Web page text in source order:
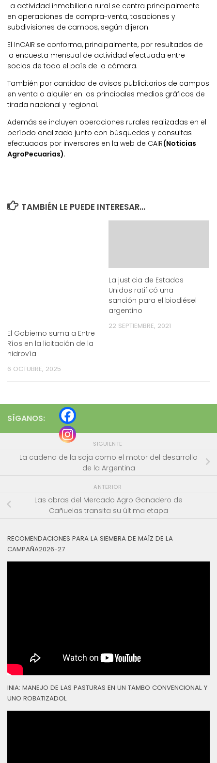
La actividad inmobiliaria rural se centra principalmente
en operaciones de compra-venta, tasaciones y
subdivisiones de campos, según dijeron.
El InCAIR se conforma, principalmente, por resultados de
la encuesta mensual de actividad efectuada entre
socios de todo el país de la cámara.
También por cantidad de avisos publicitarios de campos
en venta o alquiler en los principales medios gráficos de
tirada nacional y regional.
Además se incluyen operaciones rurales realizadas en el
período analizado junto con búsquedas y consultas
efectuadas por inversores en la web de CAIR(Noticias
AgroPecuarias).
TAMBIÉN LE PUEDE INTERESAR...
El Gobierno suma a Entre
Ríos en la licitación de la
hidrovía
6 OCTUBRE, 2025
La justicia de Estados
Unidos ratificó una
sanción para el biodiésel
argentino
22 SEPTIEMBRE, 2021
SÍGANOS:
SIGUIENTE
La cadena de la soja como el motor del desarrollo
de la Argentina
ANTERIOR
Las obras del Mercado Agro Ganadero de
Cañuelas transita su última etapa
RECOMENDACIONES PARA LA SIEMBRA DE MAÍZ DE LA
CAMPAÑA2026-27
INIA: MANEJO DE LAS PASTURAS EN UN TAMBO CONVENCIONAL Y
UNO ROBATIZADOL